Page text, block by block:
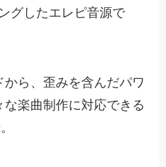
グしたエレピ音源で
ら、歪みを含んだパワ
楽曲制作に対応できる